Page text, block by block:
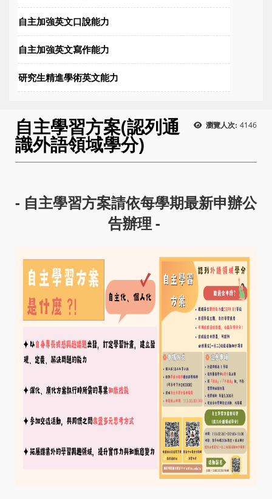
自主加強英文口說能力
自主加強英文寫作能力
研究生精進學術英文能力
瀏覽人次: 4146
自主學習方案(認列通
識外語領域學分)
- 自主學習方案請依每學期最新申辦公
告辦理 -